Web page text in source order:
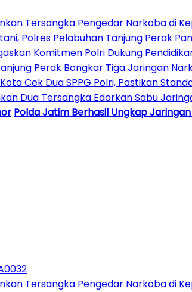
Tersangka Pengedar Narkoba di
Polres Pelabuhan Tanjung Perak
Komitmen Polri Dukung
Perak Bongkar Tiga Jaringan
Cek Dua SPPG Polri, Pastikan
Dua Tersangka Edarkan Sabu
Polda Jatim Berhasil Ungkap
Tersangka Pengedar Narkoba di